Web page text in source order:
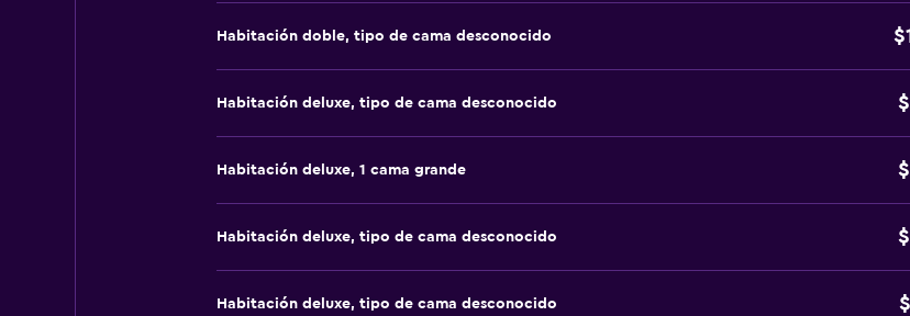
Habitación doble, tipo de cama desconocido
Habitación deluxe, tipo de cama desconocido
Habitación deluxe, 1 cama grande
Habitación deluxe, tipo de cama desconocido
Habitación deluxe, tipo de cama desconocido